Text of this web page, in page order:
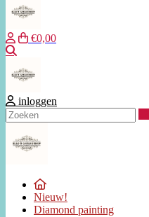
€0,00
inloggen
Nieuw!
Diamond painting